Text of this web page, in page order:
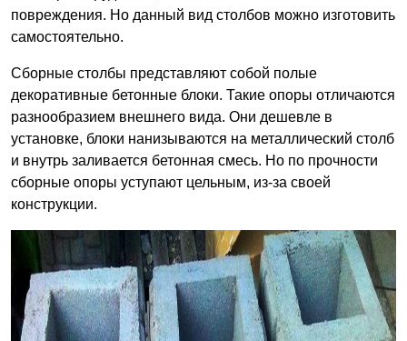
повреждения. Но данный вид столбов можно изготовить
самостоятельно.
Сборные столбы представляют собой полые
декоративные бетонные блоки. Такие опоры отличаются
разнообразием внешнего вида. Они дешевле в
установке, блоки нанизываются на металлический столб
и внутрь заливается бетонная смесь. Но по прочности
сборные опоры уступают цельным, из-за своей
конструкции.